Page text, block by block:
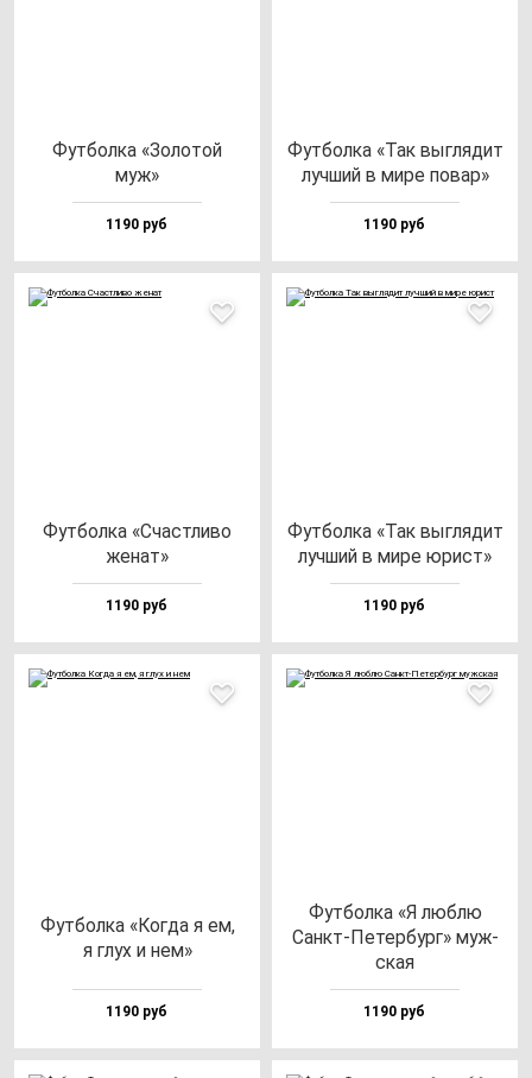
Фут­бол­ка «Золо­той
муж»
1190 руб
Фут­бол­ка «Так выг­ля­дит
луч­ший в ми­ре по­вар»
1190 руб
Фут­бол­ка «Счас­тли­во
же­нат»
1190 руб
Фут­бол­ка «Так выг­ля­дит
луч­ший в ми­ре юрист»
1190 руб
Фут­бол­ка «Ког­да я ем,
я глух и нем»
1190 руб
Фут­бол­ка «Я люб­лю
Санкт-Петер­бург» муж­
ская
1190 руб